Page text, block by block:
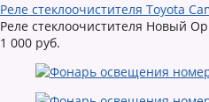
Реле стеклоочистителя Toyota
Реле стеклоочистителя Новый
1 000 руб.